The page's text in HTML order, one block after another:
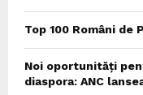
Top 100 Români de
Noi oportunități
diaspora: ANC